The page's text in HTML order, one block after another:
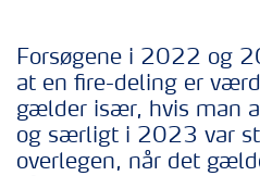
Forsøgene i 2022 og
at en fire-deling er
gælder især, hvis man
og særligt i 2023 var
overlegen, når det